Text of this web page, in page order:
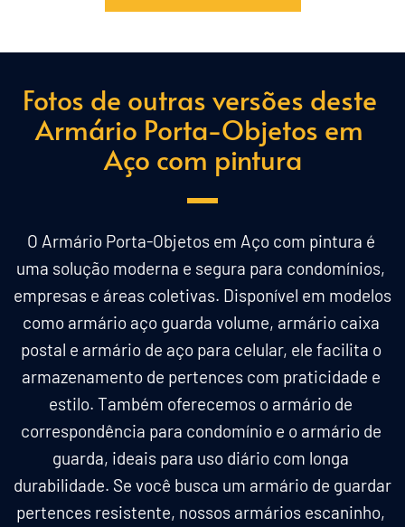
Fotos de outras versões deste
Armário Porta-Objetos em
Aço com pintura
O Armário Porta-Objetos em Aço com pintura é
uma solução moderna e segura para condomínios,
empresas e áreas coletivas. Disponível em modelos
como armário aço guarda volume, armário caixa
postal e armário de aço para celular, ele facilita o
armazenamento de pertences com praticidade e
estilo. Também oferecemos o armário de
correspondência para condomínio e o armário de
guarda, ideais para uso diário com longa
durabilidade. Se você busca um armário de guardar
pertences resistente, nossos armários escaninho,